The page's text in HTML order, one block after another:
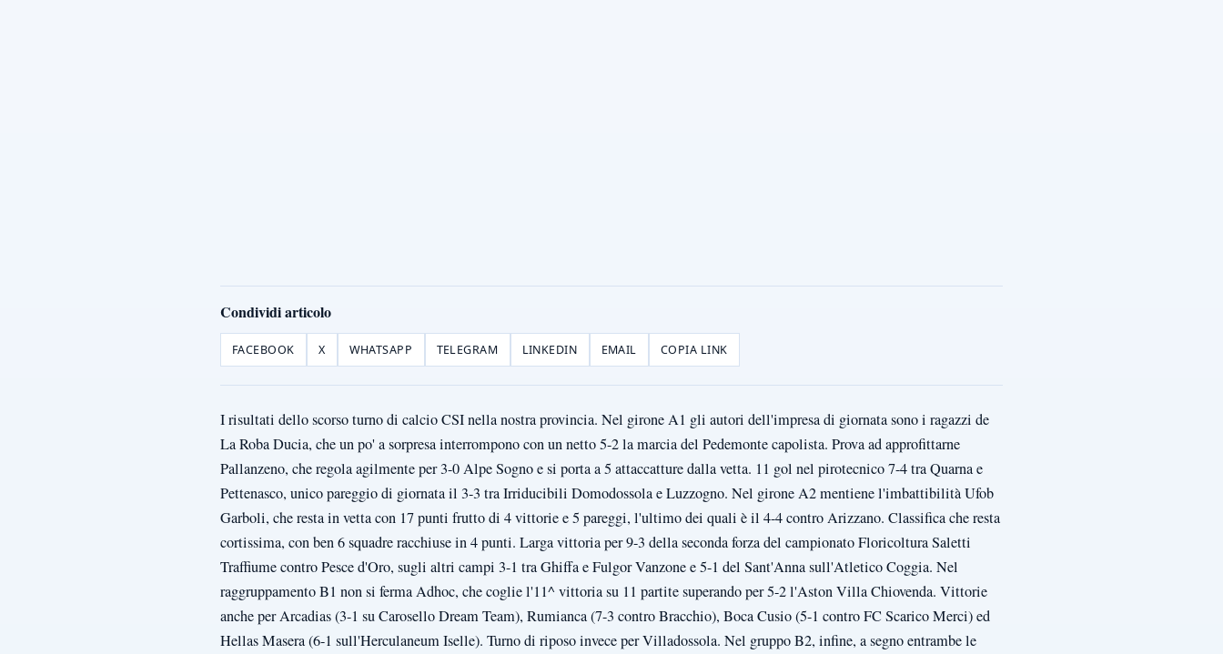
Condividi articolo
FACEBOOK X WHATSAPP TELEGRAM LINKEDIN EMAIL COPIA LINK
I risultati dello scorso turno di calcio CSI nella nostra provincia. Nel girone A1 gli autori dell'impresa di giornata sono i ragazzi de
La Roba Ducia, che un po' a sorpresa interrompono con un netto 5-2 la marcia del Pedemonte capolista. Prova ad approfittarne
Pallanzeno, che regola agilmente per 3-0 Alpe Sogno e si porta a 5 attaccatture dalla vetta. 11 gol nel pirotecnico 7-4 tra Quarna e
Pettenasco, unico pareggio di giornata il 3-3 tra Irriducibili Domodossola e Luzzogno. Nel girone A2 mentiene l'imbattibilità Ufob
Garboli, che resta in vetta con 17 punti frutto di 4 vittorie e 5 pareggi, l'ultimo dei quali è il 4-4 contro Arizzano. Classifica che resta
cortissima, con ben 6 squadre racchiuse in 4 punti. Larga vittoria per 9-3 della seconda forza del campionato Floricoltura Saletti
Traffiume contro Pesce d'Oro, sugli altri campi 3-1 tra Ghiffa e Fulgor Vanzone e 5-1 del Sant'Anna sull'Atletico Coggia. Nel
raggruppamento B1 non si ferma Adhoc, che coglie l'11^ vittoria su 11 partite superando per 5-2 l'Aston Villa Chiovenda. Vittorie
anche per Arcadias (3-1 su Carosello Dream Team), Rumianca (7-3 contro Bracchio), Boca Cusio (5-1 contro FC Scarico Merci) ed
Hellas Masera (6-1 sull'Herculaneum Iselle). Turno di riposo invece per Villadossola. Nel gruppo B2, infine, a segno entrambe le